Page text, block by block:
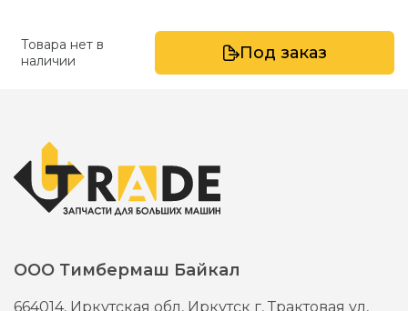
Товара нет в
наличии
Под заказ
ООО Тимбермаш Байкал
664014, Иркутская обл, Иркутск г,Трактовая ул,